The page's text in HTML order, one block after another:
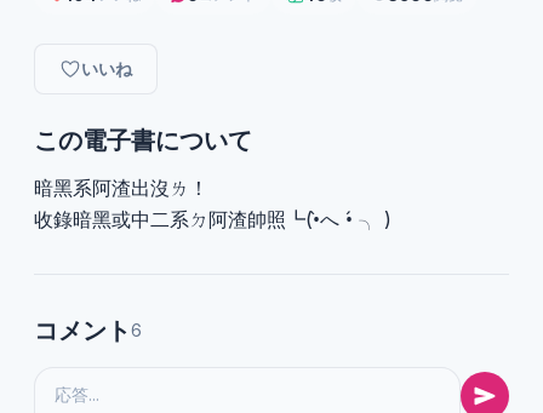
いいね
この電子書について
暗黑系阿渣出沒ㄌ！
收錄暗黑或中二系ㄉ阿渣帥照┗(•̀へ •́ ╮ )
コメント 6